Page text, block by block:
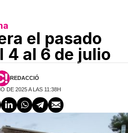
el pasado
4 al 6 de julio
REDACCIÓ
DE 2025 A LAS 11:38H